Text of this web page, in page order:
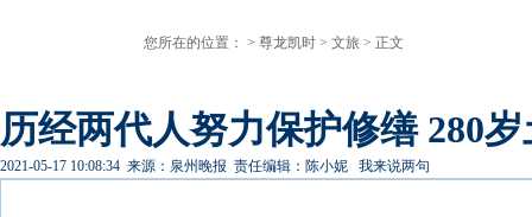
您所在的位置： > 尊龙凯时 > 文旅 > 正文
历经两代人努力保护修缮 280
2021-05-17 10:08:34 来源：泉州晚报 责任编辑：陈小妮 我来说两句